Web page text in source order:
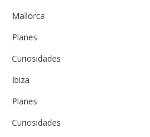
Mallorca
Planes
Curiosidades
Ibiza
Planes
Curiosidades